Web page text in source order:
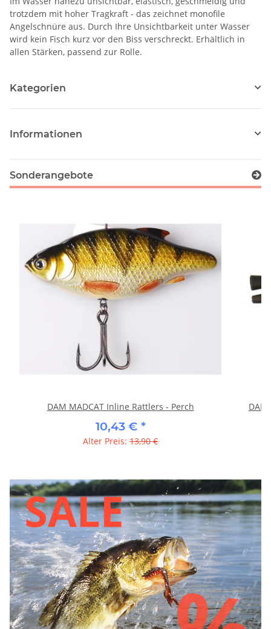
trotzdem mit hoher Tragkraft - das zeichnet monofile
Angelschnüre aus. Durch Ihre Unsichtbarkeit unter Wasser
wird kein Fisch kurz vor den Biss verschreckt. Erhältlich in
allen Stärken, passend zur Rolle.
Kategorien
Informationen
Sonderangebote
DAM MADCAT Inline Rattlers - Perch
10,43 € *
Alter Preis: 13,90 €